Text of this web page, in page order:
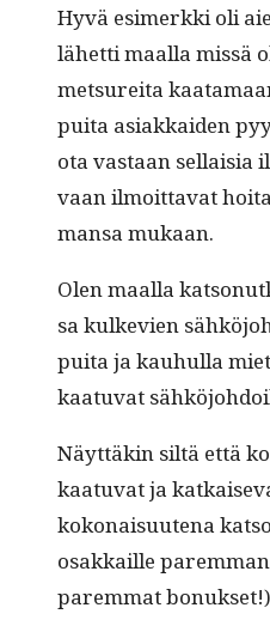
Hyvä esimerk­ki oli
lähet­ti maal­la mis­sä
met­sure­i­ta
pui­ta asi­akkaiden
ota vas­taan sel­l­aisia
vaan ilmoit­ta­vat
mansa mukaan.
Olen maal­la
sa kulke­vien
pui­ta ja kauhul­la
kaatu­vat
Näyt­täkin siltä että
kaatu­vat ja
kokon­aisuute­na
osakkaille
parem­mat